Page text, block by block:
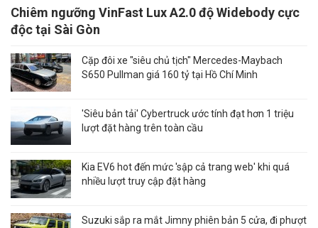
Chiêm ngưỡng VinFast Lux A2.0 độ Widebody cực
độc tại Sài Gòn
Cặp đôi xe "siêu chủ tịch" Mercedes-Maybach
S650 Pullman giá 160 tỷ tại Hồ Chí Minh
'Siêu bản tải' Cybertruck ước tính đạt hơn 1 triệu
lượt đặt hàng trên toàn cầu
Kia EV6 hot đến mức 'sập cả trang web' khi quá
nhiều lượt truy cập đặt hàng
Suzuki sắp ra mắt Jimny phiên bản 5 cửa, đi phượt